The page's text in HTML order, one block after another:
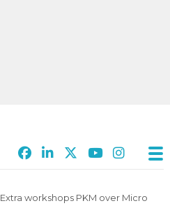
Extra workshops PKM over Micro